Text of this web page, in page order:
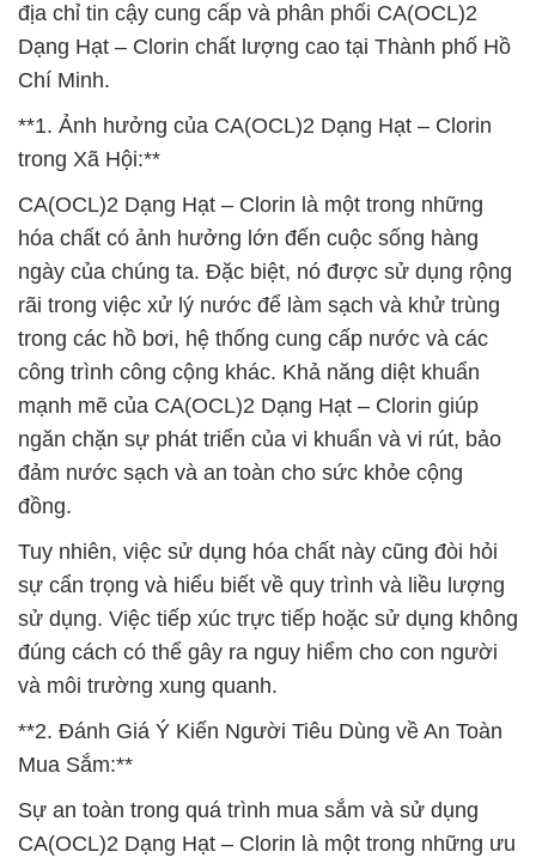
địa chỉ tin cậy cung cấp và phân phối CA(OCL)2
Dạng Hạt – Clorin chất lượng cao tại Thành phố Hồ
Chí Minh.
**1. Ảnh hưởng của CA(OCL)2 Dạng Hạt – Clorin
trong Xã Hội:**
CA(OCL)2 Dạng Hạt – Clorin là một trong những
hóa chất có ảnh hưởng lớn đến cuộc sống hàng
ngày của chúng ta. Đặc biệt, nó được sử dụng rộng
rãi trong việc xử lý nước để làm sạch và khử trùng
trong các hồ bơi, hệ thống cung cấp nước và các
công trình công cộng khác. Khả năng diệt khuẩn
mạnh mẽ của CA(OCL)2 Dạng Hạt – Clorin giúp
ngăn chặn sự phát triển của vi khuẩn và vi rút, bảo
đảm nước sạch và an toàn cho sức khỏe cộng
đồng.
Tuy nhiên, việc sử dụng hóa chất này cũng đòi hỏi
sự cẩn trọng và hiểu biết về quy trình và liều lượng
sử dụng. Việc tiếp xúc trực tiếp hoặc sử dụng không
đúng cách có thể gây ra nguy hiểm cho con người
và môi trường xung quanh.
**2. Đánh Giá Ý Kiến Người Tiêu Dùng về An Toàn
Mua Sắm:**
Sự an toàn trong quá trình mua sắm và sử dụng
CA(OCL)2 Dạng Hạt – Clorin là một trong những ưu